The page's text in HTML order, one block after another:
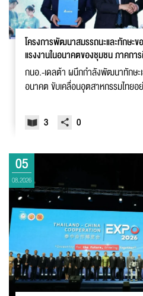
โครงการพัฒนาสมรรถนะและทักษะ
แรงงานในอนาคตของชุมชน ภาคก
EA-T - Delta SAMUTPRAKAN
กนอ.-เดลต้า ผนึกกำลังพัฒนาทักษะ
อนาคต ขับเคลื่อนอุตสาหกรรมไทยอ
3 0
05
08.2026